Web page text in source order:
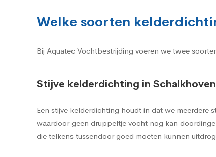
Welke soorten
Bij Aquatec Vochtbestrijding voeren we twee
Stijve kelderdichting in Schalkhoven
Een stijve kelderdichting houdt in dat we meerdere
waardoor geen druppeltje vocht nog kan
die telkens tussendoor goed moeten kunnen